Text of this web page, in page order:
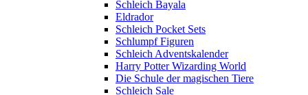
Schleich Bayala
Eldrador
Schleich Pocket Sets
Schlumpf Figuren
Schleich Adventskalender
Harry Potter Wizarding World
Die Schule der magischen Tiere
Schleich Sale